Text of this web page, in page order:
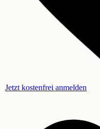
Jetzt kostenfrei anmelden